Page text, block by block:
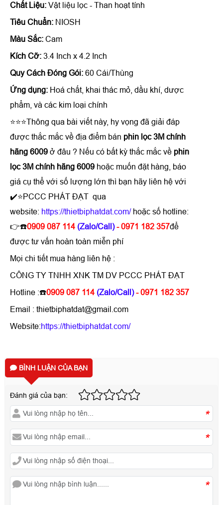
Chất Liệu: Vật liệu lọc - Than hoạt tính
Tiêu Chuẩn: NIOSH
Màu Sắc: Cam
Kích Cỡ: 3.4 Inch x 4.2 Inch
Quy Cách Đóng Gói: 60 Cái/Thùng
Ứng dụng: Hoá chất, khai thác mỏ, dầu khí, dược
phẩm, và các kim loại chính
⭐⭐⭐Thông qua bài viết này, hy vọng đã giải đáp
được thắc mắc về địa điểm bán phin lọc 3M chính
hãng 6009 ở đâu ? Nếu có bất kỳ thắc mắc về phin
lọc 3M chính hãng 6009 hoặc muốn đặt hàng, báo
giá cụ thể với số lượng lớn thì bạn hãy liên hệ với
✔️⭐PCCC PHÁT ĐẠT qua
website: https://thietbiphatdat.com/hoặc số hotline:
👉☎️0909 087 114 (Zalo/Call) - 0971 182 357để
được tư vấn hoàn toàn miễn phí
Mọi chi tiết mua hàng liên hệ :
CÔNG TY TNHH XNK TM DV PCCC PHÁT ĐẠT
Hotline :☎️0909 087 114 (Zalo/Call) - 0971 182 357
Email : thietbiphatdat@gmail.com
Website:https://thietbiphatdat.com/
BÌNH LUẬN CỦA BẠN
Đánh giá của bạn:
*
*
*